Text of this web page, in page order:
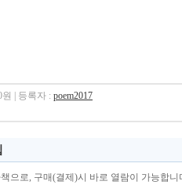
원 | 등록자 : poem2017
책으로, 구매(결제)시 바로 열람이 가능합